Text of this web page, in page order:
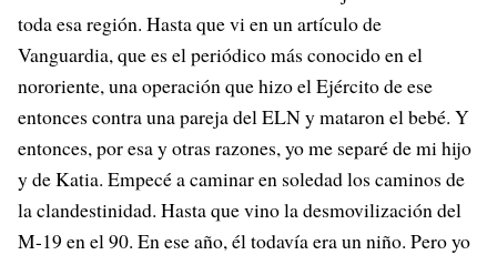
toda esa región. Hasta que vi en un artículo de
Vanguardia, que es el periódico más conocido en el
nororiente, una operación que hizo el Ejército de ese
entonces contra una pareja del ELN y mataron el bebé. Y
entonces, por esa y otras razones, yo me separé de mi hijo
y de Katia. Empecé a caminar en soledad los caminos de
la clandestinidad. Hasta que vino la desmovilización del
M-19 en el 90. En ese año, él todavía era un niño. Pero yo